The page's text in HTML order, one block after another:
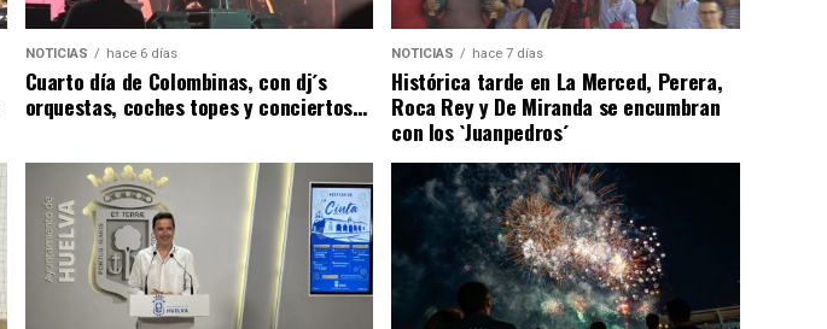
NOTICIAS hace 6 días
Cuarto día de Colombinas, con dj´s
orquestas, coches topes y conciertos…
NOTICIAS hace 7 días
Histórica tarde en La Merced, Perera,
Roca Rey y De Miranda se encumbran
con los `Juanpedros´